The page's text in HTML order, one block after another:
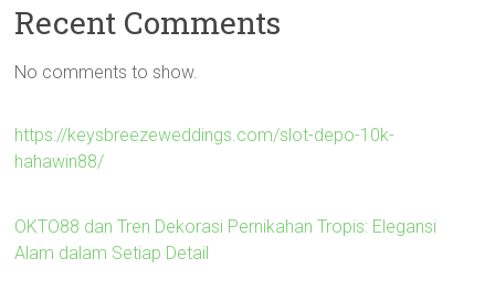
Recent Comments
No comments to show.
https://keysbreezeweddings.com/slot-depo-10k-
hahawin88/
OKTO88 dan Tren Dekorasi Pernikahan Tropis: Elegansi
Alam dalam Setiap Detail